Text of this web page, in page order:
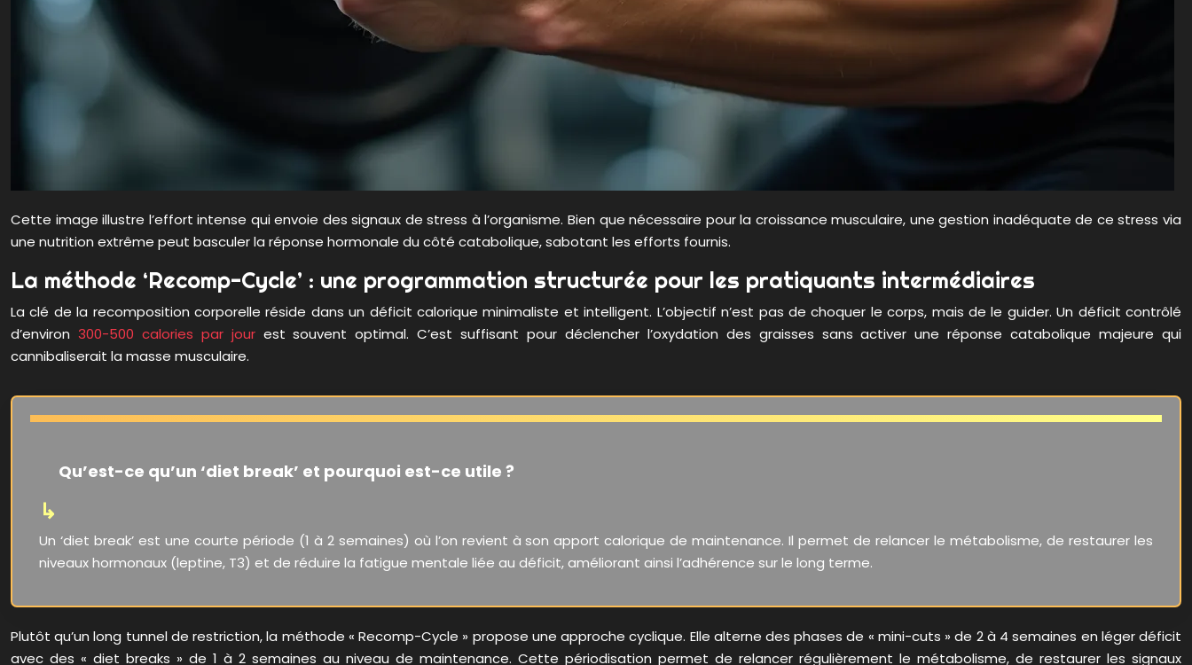
Cette image illustre l’effort intense qui envoie des signaux de stress à l’organisme. Bien que nécessaire pour la croissance musculaire, une gestion inadéquate de ce stress via
une nutrition extrême peut basculer la réponse hormonale du côté catabolique, sabotant les efforts fournis.
La méthode ‘Recomp-Cycle’ : une programmation structurée pour les pratiquants intermédiaires
La clé de la recomposition corporelle réside dans un déficit calorique minimaliste et intelligent. L’objectif n’est pas de choquer le corps, mais de le guider. Un déficit contrôlé
d’environ 300-500 calories par jourest souvent optimal. C’est suffisant pour déclencher l’oxydation des graisses sans activer une réponse catabolique majeure qui
cannibaliserait la masse musculaire.
Qu’est-ce qu’un ‘diet break’ et pourquoi est-ce utile ?
Un ‘diet break’ est une courte période (1 à 2 semaines) où l’on revient à son apport calorique de maintenance. Il permet de relancer le métabolisme, de restaurer les
niveaux hormonaux (leptine, T3) et de réduire la fatigue mentale liée au déficit, améliorant ainsi l’adhérence sur le long terme.
Plutôt qu’un long tunnel de restriction, la méthode « Recomp-Cycle » propose une approche cyclique. Elle alterne des phases de « mini-cuts » de 2 à 4 semaines en léger déficit
avec des « diet breaks » de 1 à 2 semaines au niveau de maintenance. Cette périodisation permet de relancer régulièrement le métabolisme, de restaurer les signaux